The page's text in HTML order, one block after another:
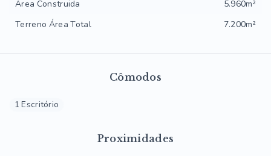
Cômodos
1 Escritório
Proximidades
Área Construida
5.960m²
Terreno Área Total
7.200m²